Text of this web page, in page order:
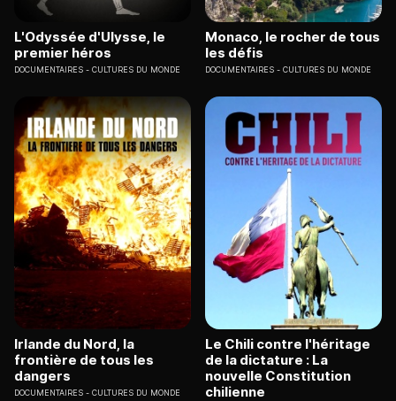
L'Odyssée d'Ulysse, le
premier héros
DOCUMENTAIRES CULTURES DU MONDE
Monaco, le rocher de tous
les défis
DOCUMENTAIRES CULTURES DU MONDE
Irlande du Nord, la
frontière de tous les
dangers
DOCUMENTAIRES CULTURES DU MONDE
Le Chili contre l'héritage
de la dictature : La
nouvelle Constitution
chilienne